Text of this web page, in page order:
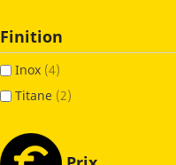
Finition
Inox (4)
Titane (2)